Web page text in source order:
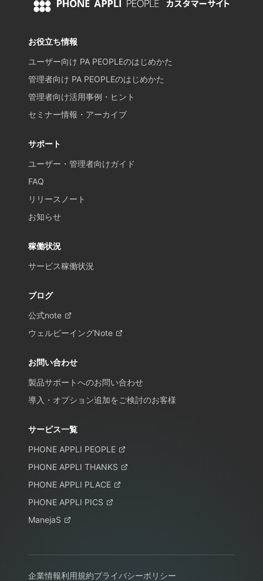
お役立ち情報
ユーザー向け PA PEOPLEのはじめかた
管理者向け PA PEOPLEのはじめかた
管理者向け活用事例・ヒント
セミナー情報・アーカイブ
サポート
ユーザー・管理者向けガイド
FAQ
リリースノート
お知らせ
稼働状況
サービス稼働状況
ブログ
公式note
ウェルビーイングNote
お問い合わせ
製品サポートへのお問い合わせ
導入・オプション追加をご検討のお客様
サービス一覧
PHONE APPLI PEOPLE
PHONE APPLI THANKS
PHONE APPLI PLACE
PHONE APPLI PICS
ManejaS
企業情報利用規約プライバシーポリシー